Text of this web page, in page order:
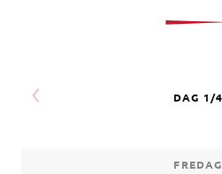
FREDAG